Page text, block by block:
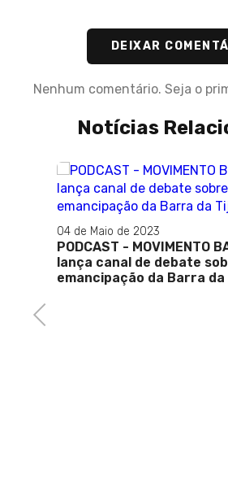
DEIXAR
Nenhum comentário. Seja o
Notícias
Previous
04 de Maio de 2023
PODCAST - MOVIMENTO
lança canal de debate
emancipação da Barra da